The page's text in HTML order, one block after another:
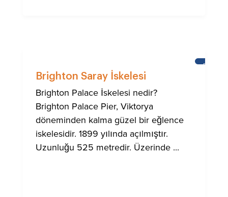
Brighton Saray İskelesi
Brighton Palace İskelesi nedir?
Brighton Palace Pier, Viktorya
döneminden kalma güzel bir eğlence
iskelesidir. 1899 yılında açılmıştır.
Uzunluğu 525 metredir. Üzerinde ...